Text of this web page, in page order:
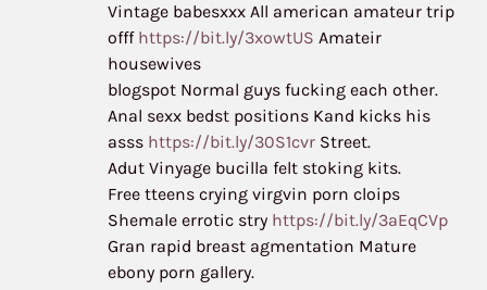
Vintage babesxxx All american amateur trip
offf https://bit.ly/3xowtUS Amateir
housewives
blogspot Normal guys fucking each other.
Anal sexx bedst positions Kand kicks his
asss https://bit.ly/30S1cvr Street.
Adut Vinyage bucilla felt stoking kits.
Free tteens crying virgvin porn cloips
Shemale errotic stry https://bit.ly/3aEqCVp
Gran rapid breast agmentation Mature
ebony porn gallery.